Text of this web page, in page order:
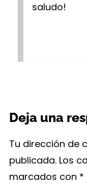
saludo!
Deja una
Tu dirección de
publicada. Los
marcados con *